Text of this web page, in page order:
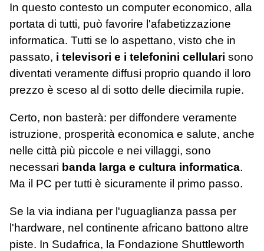
In questo contesto un computer economico, alla
portata di tutti, può favorire l'afabetizzazione
informatica. Tutti se lo aspettano, visto che in
passato, i televisori e i telefonini cellulari sono
diventati veramente diffusi proprio quando il loro
prezzo è sceso al di sotto delle diecimila rupie.
Certo, non basterà: per diffondere veramente
istruzione, prosperità economica e salute, anche
nelle città più piccole e nei villaggi, sono
necessari banda larga e cultura informatica.
Ma il PC per tutti è sicuramente il primo passo.
Se la via indiana per l'uguaglianza passa per
l'hardware, nel continente africano battono altre
piste. In Sudafrica, la Fondazione Shuttleworth